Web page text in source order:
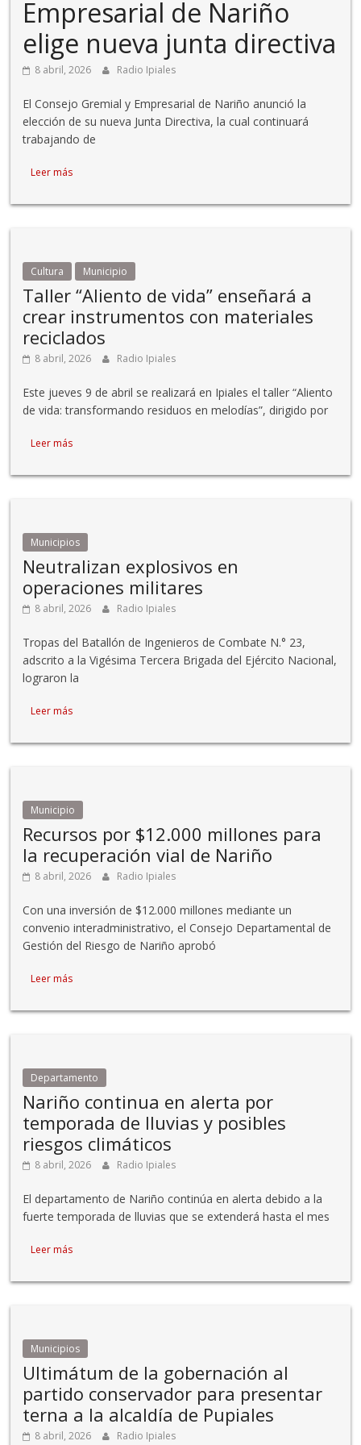
Empresarial de Nariño
elige nueva junta directiva
8 abril, 2026 Radio Ipiales
El Consejo Gremial y Empresarial de Nariño anunció la
elección de su nueva Junta Directiva, la cual continuará
trabajando de
Leer más
Cultura Municipio
Taller “Aliento de vida” enseñará a
crear instrumentos con materiales
reciclados
8 abril, 2026 Radio Ipiales
Este jueves 9 de abril se realizará en Ipiales el taller “Aliento
de vida: transformando residuos en melodías”, dirigido por
Leer más
Municipios
Neutralizan explosivos en
operaciones militares
8 abril, 2026 Radio Ipiales
Tropas del Batallón de Ingenieros de Combate N.° 23,
adscrito a la Vigésima Tercera Brigada del Ejército Nacional,
lograron la
Leer más
Municipio
Recursos por $12.000 millones para
la recuperación vial de Nariño
8 abril, 2026 Radio Ipiales
Con una inversión de $12.000 millones mediante un
convenio interadministrativo, el Consejo Departamental de
Gestión del Riesgo de Nariño aprobó
Leer más
Departamento
Nariño continua en alerta por
temporada de lluvias y posibles
riesgos climáticos
8 abril, 2026 Radio Ipiales
El departamento de Nariño continúa en alerta debido a la
fuerte temporada de lluvias que se extenderá hasta el mes
Leer más
Municipios
Ultimátum de la gobernación al
partido conservador para presentar
terna a la alcaldía de Pupiales
8 abril, 2026 Radio Ipiales